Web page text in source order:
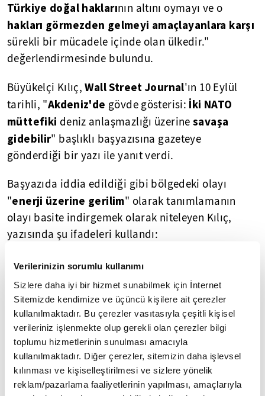
Verilerinizin sorumlu kullanımı
Sizlere daha iyi bir hizmet sunabilmek için İnternet
Sitemizde kendimize ve üçüncü kişilere ait çerezler
kullanılmaktadır. Bu çerezler vasıtasıyla çeşitli kişisel
verileriniz işlenmekte olup gerekli olan çerezler bilgi
toplumu hizmetlerinin sunulması amacıyla
kullanılmaktadır. Diğer çerezler, sitemizin daha işlevsel
kılınması ve kişiselleştirilmesi ve sizlere yönelik
reklam/pazarlama faaliyetlerinin yapılması, amaçlarıyla
Türkiye doğal haklarının altını oymayı ve o
hakları görmezden gelmeyi amaçlayanlara karşı
sürekli bir mücadele içinde olan ülkedir."
değerlendirmesinde bulundu.
Büyükelçi Kılıç,Wall Street Journal'ın 10 Eylül
tarihli, "Akdeniz'de gövde gösterisi: İki NATO
müttefiki deniz anlaşmazlığı üzerinesavaşa
gidebilir" başlıklı başyazısına gazeteye
gönderdiği bir yazı ile yanıt verdi.
Başyazıda iddia edildiği gibi bölgedeki olayı
"enerji üzerine gerilim" olarak tanımlamanın
olayı basite indirgemek olarak niteleyen Kılıç,
yazısında şu ifadeleri kullandı:
"Burada saldırgan olan Türkiye değil, aksine
Türkiye doğal haklarının altını oymayı ve o hakları
görmezden gelmeyi amaçlayanlara karşı sürekli
bir mücadele içinde olan ülkedir. Bu bağlamda,
Yunanistanve Rum yönetiminin Doğu Akdeniz'deki
tek taraflı adımları ve maksimalist iddiaları da
dikkat alınmalıdır. Münhasır Ekonomik Bölge
ilanları, kazı lisansları çıkarma, oradaki